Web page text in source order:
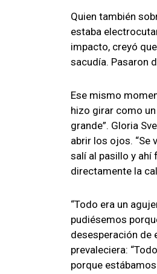
Quien también
estaba
impacto, creyó
sacudía. Pasaron
Ese mismo
hizo girar como
grande”. Gloria
abrir los ojos. “Se
salí al pasillo y ahí
directamente la
“Todo era un
pudiésemos
desesperación de
prevaleciera:
porque